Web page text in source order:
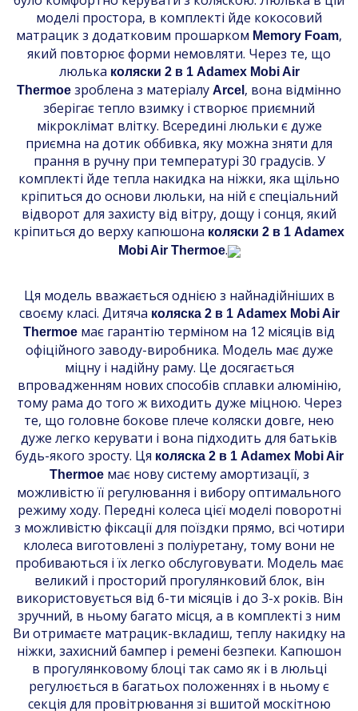
моделі простора, в комплекті йде кокосовий
матрацик з додатковим прошарком Memory Foam,
який повторює форми немовляти. Через те, що
люлька коляски 2 в 1 Adamex Mobi Air
Thermoe зроблена з матеріалу Arcel , вона відмінно
зберігає тепло взимку і створює приємний
мікроклімат влітку. Всередині люльки є дуже
приємна на дотик оббивка, яку можна зняти для
прання в ручну при температурі 30 градусів. У
комплекті йде тепла накидка на ніжки, яка щільно
кріпиться до основи люльки, на ній є спеціальний
відворот для захисту від вітру, дощу і сонця, який
кріпиться до верху капюшона коляски 2 в 1 Adamex
Mobi Air Thermoe.
Ця модель вважається однією з найнадійніших в
своєму класі. Дитяча коляска 2 в 1 Adamex Mobi Air
Thermoe має гарантію терміном на 12 місяців від
офіційного заводу-виробника. Модель має дуже
міцну і надійну раму. Це досягається
впровадженням нових способів сплавки алюмінію,
тому рама до того ж виходить дуже міцною. Через
те, що головне бокове плече коляски довге, нею
дуже легко керувати і вона підходить для батьків
будь-якого зросту. Ця коляска 2 в 1 Adamex Mobi Air
Thermoeмає нову систему амортизації, з
можливістю її регулювання і вибору оптимального
режиму ходу. Передні колеса цієї моделі поворотні
з можливістю фіксації для поїздки прямо, всі чотири
клолеса виготовлені з поліуретану, тому вони не
пробиваються і їх легко обслуговувати. Модель має
великий і просторий прогулянковий блок, він
використовується від 6-ти місяців і до 3-х років. Він
зручний, в ньому багато місця, а в комплекті з ним
Ви отримаєте матрацик-вкладиш, теплу накидку на
ніжки, захисний бампер і ремені безпеки. Капюшон
в прогулянковому блоці так само як і в люльці
регулюється в багатьох положеннях і в ньому є
секція для провітрювання зі вшитой москітною